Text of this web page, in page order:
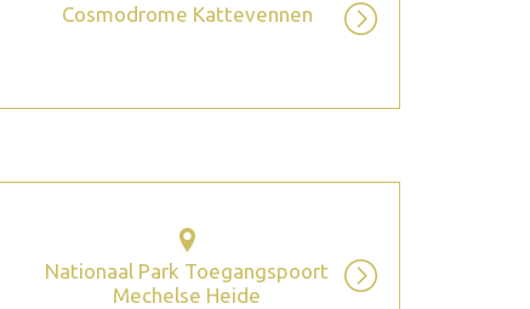
Cosmodrome Kattevennen
Nationaal Park Toegangspoort
Mechelse Heide